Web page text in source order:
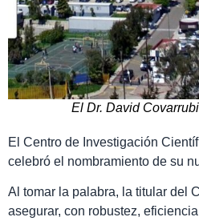
El Dr. David
El Centro de Investigación
celebró el nombramiento de su
Al tomar la palabra, la titular del
asegurar, con robustez,